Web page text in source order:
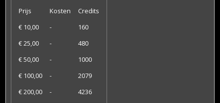
Prijs
Kosten
Credits
€ 10,00
-
160
€ 25,00
-
480
€ 50,00
-
1000
€ 100,00
-
2079
€ 200,00
- 4236